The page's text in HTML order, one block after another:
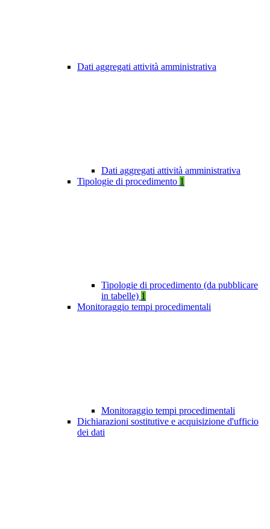
Dati aggregati attività amministrativa
Dati aggregati attività amministrativa
Tipologie di procedimento 1
Tipologie di procedimento (da pubblicare
in tabelle) 1
Monitoraggio tempi procedimentali
Monitoraggio tempi procedimentali
Dichiarazioni sostitutive e acquisizione d'ufficio
dei dati